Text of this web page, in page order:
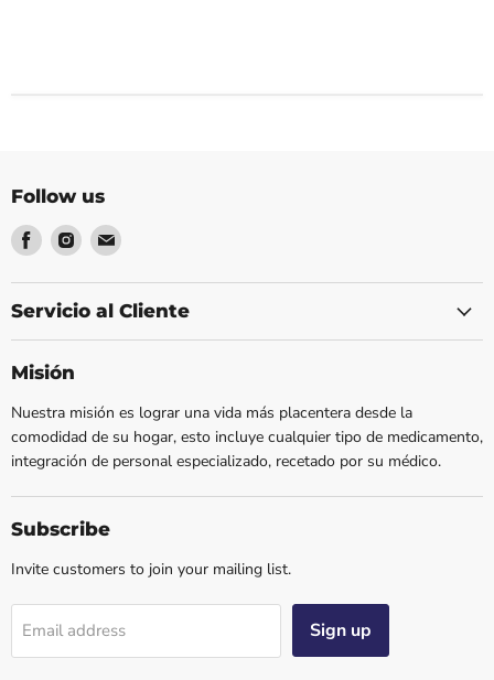
Follow us
Find
on
Facebook
Find
on
Instagram
Find
on
Email
Servicio al Cliente
Misión
Nuestra misión es lograr una vida más placentera desde la
comodidad de su hogar, esto incluye cualquier tipo de medicamento,
integración de personal especializado, recetado por su médico.
Subscribe
Invite customers to join your mailing list.
Email address Sign up